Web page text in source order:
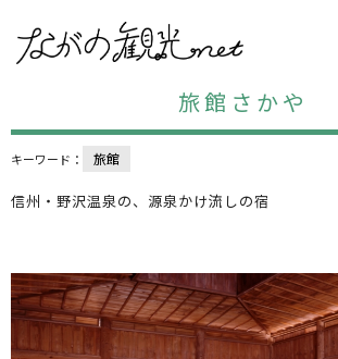
旅館さかや
キーワード： 旅館
信州・野沢温泉の、源泉かけ流しの宿